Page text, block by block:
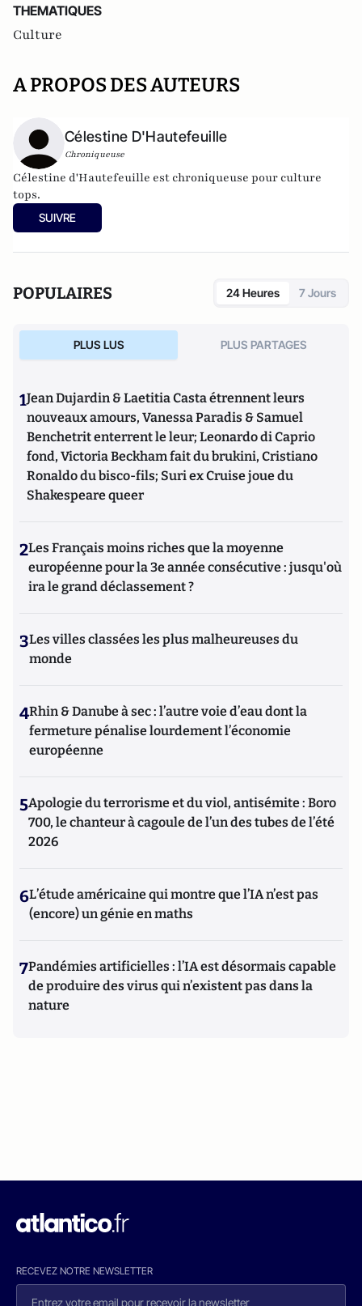
THEMATIQUES
Culture
A PROPOS DES AUTEURS
Célestine D'Hautefeuille
Chroniqueuse
Célestine d'Hautefeuille est chroniqueuse pour culture
tops.
SUIVRE
POPULAIRES 24 Heures 7 Jours
PLUS LUS PLUS PARTAGES
1Jean Dujardin & Laetitia Casta étrennent leurs
nouveaux amours, Vanessa Paradis & Samuel
Benchetrit enterrent le leur; Leonardo di Caprio
fond, Victoria Beckham fait du brukini, Cristiano
Ronaldo du bisco-fils; Suri ex Cruise joue du
Shakespeare queer
2Les Français moins riches que la moyenne
européenne pour la 3e année consécutive : jusqu'où
ira le grand déclassement ?
3Les villes classées les plus malheureuses du
monde
4Rhin & Danube à sec : l’autre voie d’eau dont la
fermeture pénalise lourdement l’économie
européenne
5Apologie du terrorisme et du viol, antisémite : Boro
700, le chanteur à cagoule de l’un des tubes de l’été
2026
6L’étude américaine qui montre que l’IA n’est pas
(encore) un génie en maths
7Pandémies artificielles : l’IA est désormais capable
de produire des virus qui n’existent pas dans la
nature
RECEVEZ NOTRE NEWSLETTER